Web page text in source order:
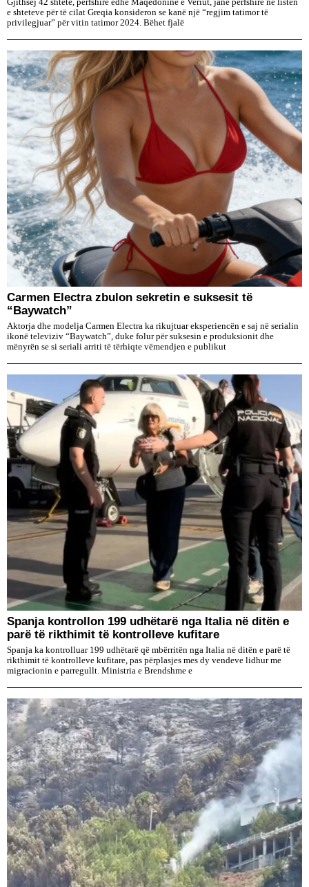
e shteteve për të cilat Greqia konsideron se kanë një “regjim tatimor të
privilegjuar” për vitin tatimor 2024. Bëhet fjalë
Carmen Electra zbulon sekretin e suksesit të
“Baywatch”
Aktorja dhe modelja Carmen Electra ka rikujtuar eksperiencën e saj në serialin
ikonë televiziv “Baywatch”, duke folur për suksesin e produksionit dhe
mënyrën se si seriali arriti të tërhiqte vëmendjen e publikut
Spanja kontrollon 199 udhëtarë nga Italia në ditën e
parë të rikthimit të kontrolleve kufitare
Spanja ka kontrolluar 199 udhëtarë që mbërritën nga Italia në ditën e parë të
rikthimit të kontrolleve kufitare, pas përplasjes mes dy vendeve lidhur me
migracionin e parregullt. Ministria e Brendshme e